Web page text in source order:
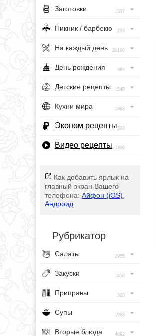
Заготовки 1347
Пикник / барбекю 293
На каждый день 20160
День рождения 385
Детские рецепты 1548
Кухни мира 1968
Эконом рецепты393
Видео рецепты 1396
Как добавить ярлык на
главный экран Вашего
телефона: Айфон (iOS)
Андроид
Рубрикатор
Салаты 2955
Закуски 1456
Приправы 320
Супы 1083
Вторые блюда 4682